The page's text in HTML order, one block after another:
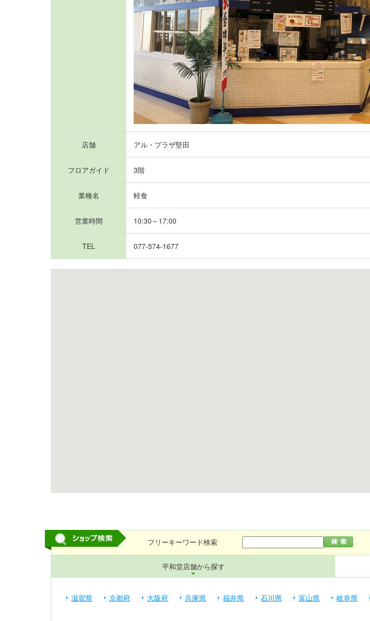
店舗 アル・プラザ堅田
フロアガイド 3階
業種名 軽食
営業時間 10:30～17:00
TEL 077-574-1677
フリーキーワード検索
平和堂店舗から探す
滋賀県 京都府 大阪府 兵庫県 福井県 石川県 富山県 岐阜県